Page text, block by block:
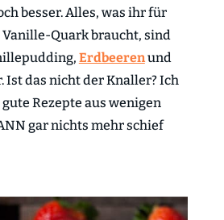
besser. Alles, was ihr für
Quark braucht, sind
Erdbeerenund
Ist das nicht der Knaller? Ich
Rezepte aus wenigen
gar nichts mehr schief